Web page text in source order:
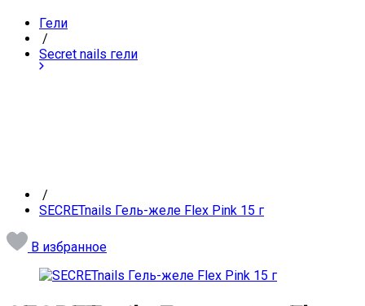
Гели
/
Secret nails гели
/
SECRETnails Гель-желе Flex Pink 15 г
В избранное